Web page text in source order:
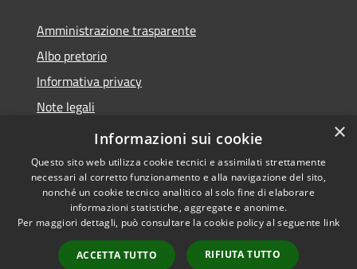
Amministrazione trasparente
Albo pretorio
Informativa privacy
Note legali
Dichiarazione di accessibilità
Accessibilità
Copyright © 2026 • Comune di
Bagni di Lucca • Powered by
Municipium•
Accesso
×
Informazioni sui cookie
Questo sito web utilizza cookie tecnici e assimilati strettamente
necessari al corretto funzionamento e alla navigazione del sito,
nonché un cookie tecnico analitico al solo fine di elaborare
informazioni statistiche, aggregate e anonime.
Per maggiori dettagli, può consultare la cookie policy al seguente link
ACCETTA TUTTO RIFIUTA TUTTO